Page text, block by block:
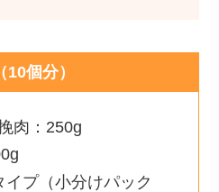
10個分）
肉：250g
イプ（小分けパック